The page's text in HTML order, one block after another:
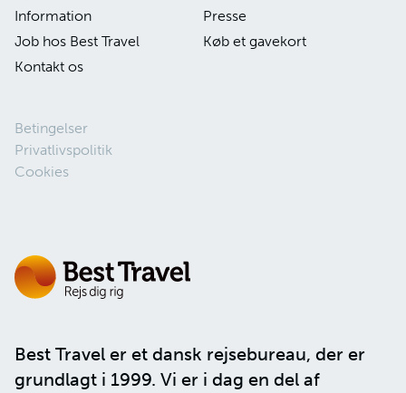
Best Travel er et dansk rejsebureau, der er
grundlagt i 1999. Vi er i dag en del af
Information
Presse
Job hos Best Travel
Køb et gavekort
Kontakt os
Betingelser
Privatlivspolitik
Cookies